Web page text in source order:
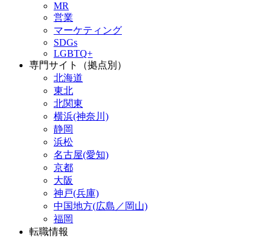
MR
営業
マーケティング
SDGs
LGBTQ+
専門サイト（拠点別）
北海道
東北
北関東
横浜(神奈川)
静岡
浜松
名古屋(愛知)
京都
大阪
神戸(兵庫)
中国地方(広島／岡山)
福岡
転職情報